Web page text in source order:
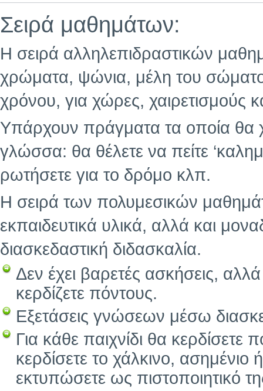
Σειρά μαθημάτων:
Η σειρά αλληλεπιδραστικών
χρώματα, ψώνια, μέλη του
χρόνου, για χώρες, χαιρετισμούς
Υπάρχουν πράγματα τα οποία θα
γλώσσα: θα θέλετε να πείτε
ρωτήσετε για το δρόμο κλπ.
Η σειρά των πολυμεσικών
εκπαιδευτικά υλικά, αλλά και
διασκεδαστική διδασκαλία.
Δεν έχει βαρετές ασκήσεις,
κερδίζετε πόντους.
Εξετάσεις γνώσεων μέσω
Για κάθε παιχνίδι θα
κερδίσετε το χάλκινο,
εκτυπώσετε ως πιστοποιητικό